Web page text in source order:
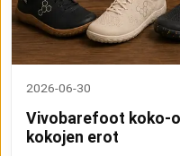
2026-06-30
Vivobarefoot koko-
kokojen erot